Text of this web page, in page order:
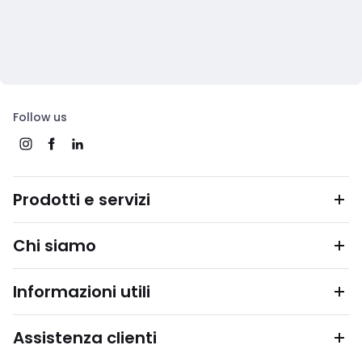
Follow us
Prodotti e servizi
Chi siamo
Informazioni utili
Assistenza clienti